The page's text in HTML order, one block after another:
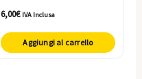
Sided Head
6,00€ IVA Inclusa
Aggiungi al carrello